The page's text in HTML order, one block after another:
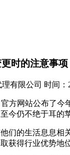
时的注意事项
有限公司 时间：
方网站公布了
仍不绝于耳的
的生活息息
获得行业优势地位